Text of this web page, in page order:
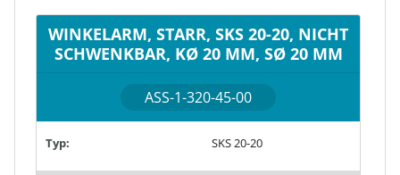
WINKELARM, STARR, SKS 20-20, NICHT
SCHWENKBAR, KØ 20 MM, SØ 20 MM
ASS-1-320-45-00
Typ: SKS 20-20